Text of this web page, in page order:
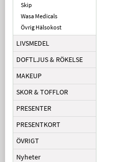
Skip
Wasa Medicals
Övrig Hälsokost
LIVSMEDEL
DOFTLJUS & RÖKELSE
MAKEUP
SKOR & TOFFLOR
PRESENTER
PRESENTKORT
ÖVRIGT
Nyheter